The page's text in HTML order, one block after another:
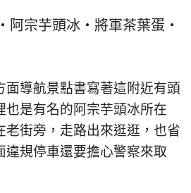
阿宗芋頭冰‧將軍茶葉蛋‧
面導航景點書寫著這附近有頭
也是有名的阿宗芋頭冰所在
老街旁，走路出來逛逛，也省
違規停車還要擔心警察來取